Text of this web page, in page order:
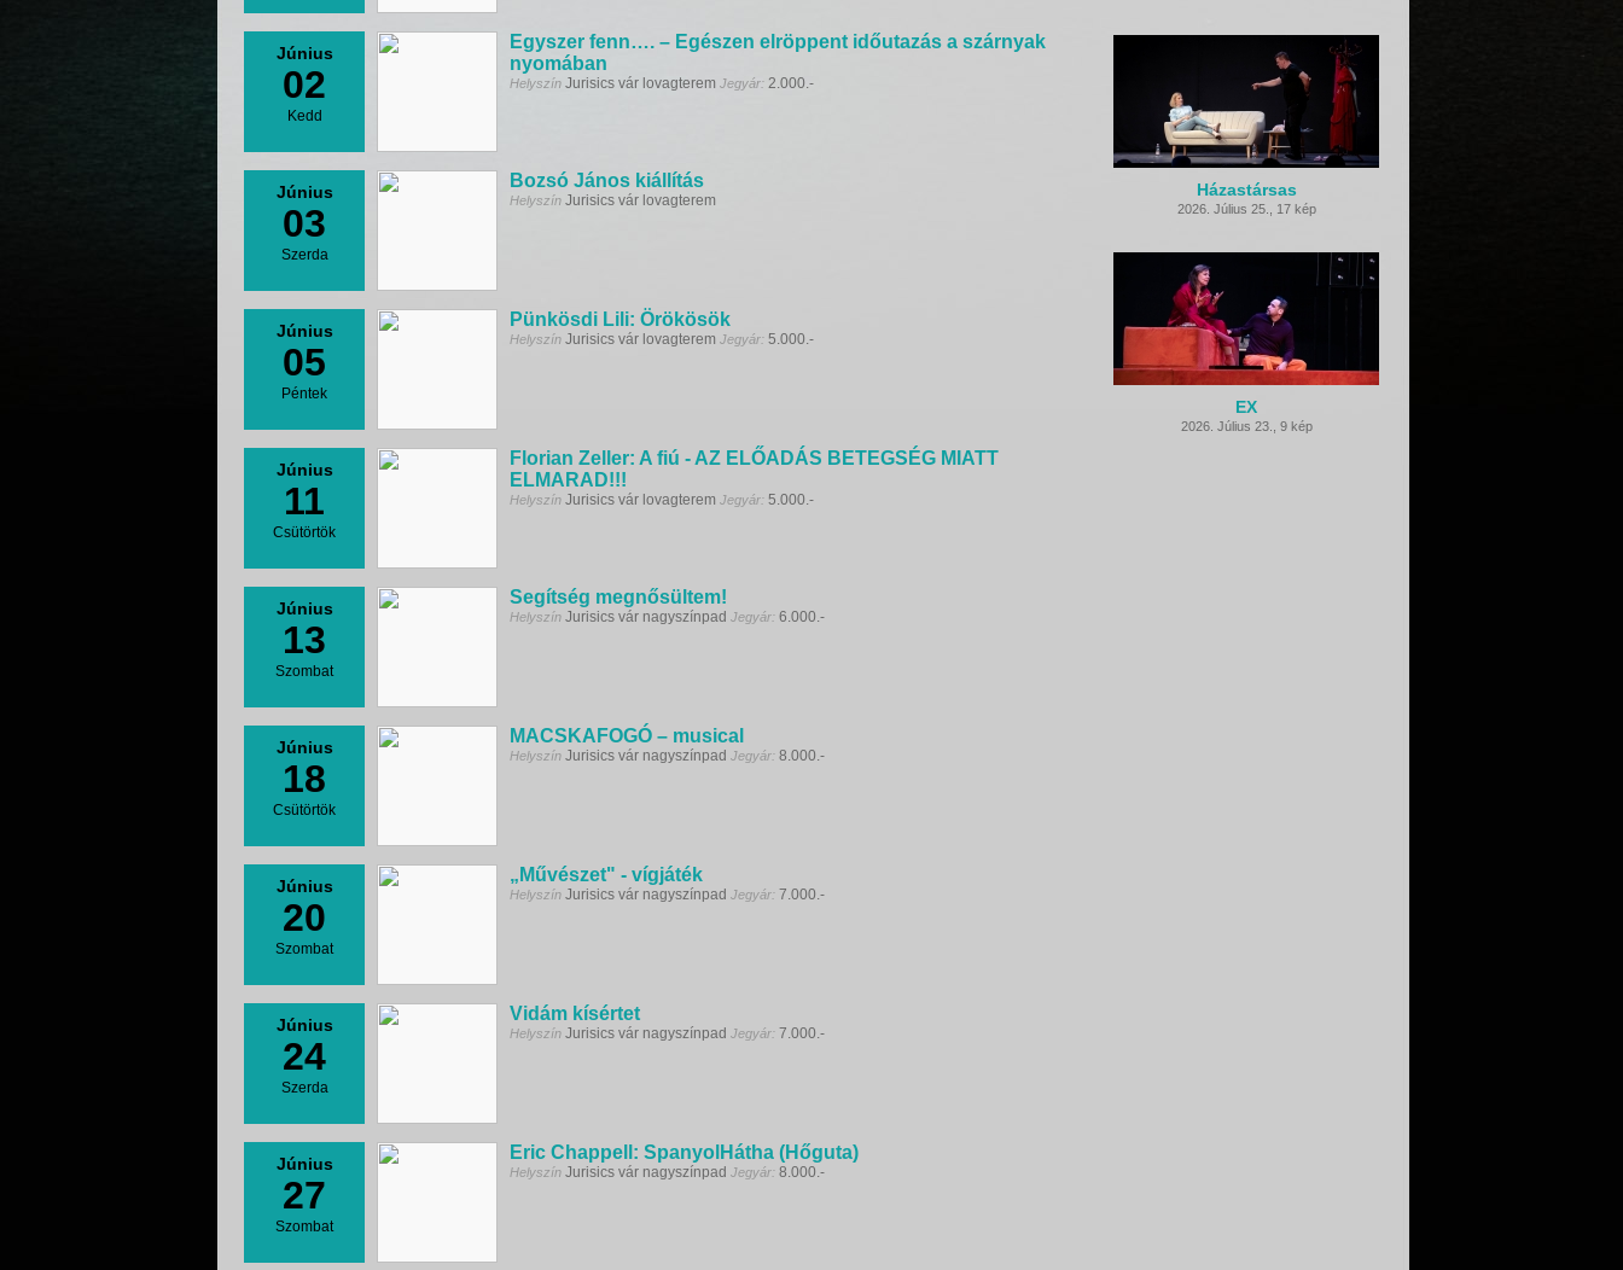
Június
02
Kedd
Egyszer fenn…. – Egészen elröppent időutazás a szárnyak
nyomában
Helyszín Jurisics vár lovagterem Jegyár: 2.000.-
Június
03
Szerda
Bozsó János kiállítás
Helyszín Jurisics vár lovagterem
Június
05
Péntek
Pünkösdi Lili: Örökösök
Helyszín Jurisics vár lovagterem Jegyár: 5.000.-
Június
11
Csütörtök
Florian Zeller: A fiú - AZ ELŐADÁS BETEGSÉG MIATT
ELMARAD!!!
Helyszín Jurisics vár lovagterem Jegyár: 5.000.-
Június
13
Szombat
Segítség megnősültem!
Helyszín Jurisics vár nagyszínpad Jegyár: 6.000.-
Június
18
Csütörtök
MACSKAFOGÓ – musical
Helyszín Jurisics vár nagyszínpad Jegyár: 8.000.-
Június
20
Szombat
„Művészet" - vígjáték
Helyszín Jurisics vár nagyszínpad Jegyár: 7.000.-
Június
24
Szerda
Vidám kísértet
Helyszín Jurisics vár nagyszínpad Jegyár: 7.000.-
Június
27
Szombat
Eric Chappell: SpanyolHátha (Hőguta)
Helyszín Jurisics vár nagyszínpad Jegyár: 8.000.-
Házastársas
2026. Július 25. 17 kép
EX
2026. Július 23. 9 kép